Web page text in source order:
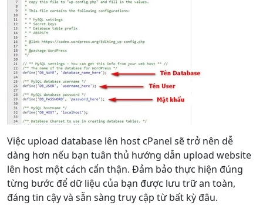
Việc upload database lên host cPanel sẽ trở nên dễ
dàng hơn nếu bạn tuân thủ hướng dẫn upload website
lên host một cách cẩn thận. Đảm bảo thực hiện đúng
từng bước để dữ liệu của bạn được lưu trữ an toàn,
đáng tin cậy và sẵn sàng truy cập từ bất kỳ đâu.